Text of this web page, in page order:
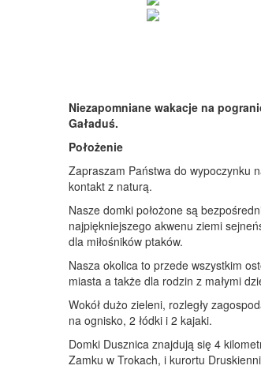
Niezapomniane wakacje na
Gaładuś.
Położenie
Zapraszam Państwa do wypoczynku
kontakt z naturą.
Nasze domki położone są
najpiękniejszego akwenu ziemi
dla miłośników ptaków.
Nasza okolica to przede wszystkim
miasta a także dla rodzin z małymi
Wokół dużo zieleni, rozległy
na ognisko, 2 łódki i 2 kajaki.
Domki Dusznica znajdują się 4
Zamku w Trokach, i kurortu